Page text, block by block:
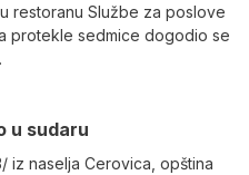
restoranu Službe za poslove
protekle sedmice dogodio se
u sudaru
iz naselja Cerovica, opština